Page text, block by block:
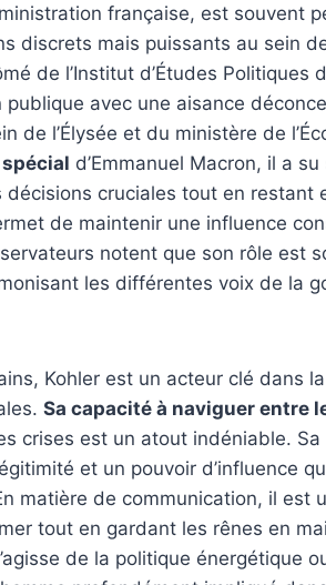
française, est souvent
discrets mais puissants au sein
de l’Institut d’Études Politiques
avec une aisance
de l’Élysée et du ministère de
d’Emmanuel Macron, il a su
cruciales tout en restant
de maintenir une influence
notent que son rôle est
les différentes voix de la
Kohler est un acteur clé dans
Sa capacité à naviguer entre
crises est un atout indéniable. Sa
et un pouvoir d’influence
matière de communication, il est
tout en gardant les rênes en
de la politique énergétique